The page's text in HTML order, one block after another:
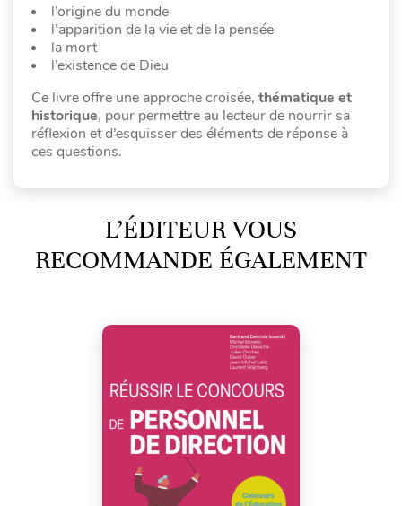
l’origine du monde
l’apparition de la vie et de la pensée
la mort
l’existence de Dieu
Ce livre offre une approche croisée, thématique et
historique, pour permettre au lecteur de nourrir sa
réflexion et d’esquisser des éléments de réponse à
ces questions.
L’ÉDITEUR VOUS
RECOMMANDE ÉGALEMENT